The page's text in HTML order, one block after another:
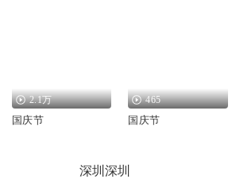
2.1万
国庆节
465
国庆节
深圳深圳